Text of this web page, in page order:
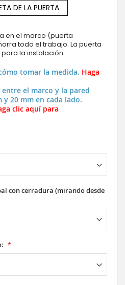
DE LA PUERTA
en el marco (puerta
todo el trabajo. La puerta
la instalación
tomar la medida. Haga
el marco y la pared
20 mm en cada lado.
clic aquí para
con cerradura (mirando desde